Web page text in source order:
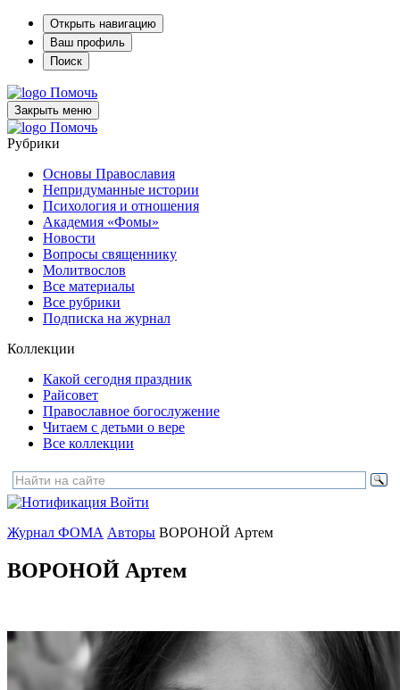
Открыть навигацию
Ваш профиль
Поиск
Помочь
Закрыть меню
Помочь
Рубрики
Основы Православия
Непридуманные истории
Психология и отношения
Академия «Фомы»
Новости
Вопросы священнику
Молитвослов
Все материалы
Все рубрики
Подписка на журнал
Коллекции
Какой сегодня праздник
Райсовет
Православное богослужение
Читаем с детьми о вере
Все коллекции
Войти
Журнал ФОМА Авторы ВОРОНОЙ Артем
ВОРОНОЙ Артем